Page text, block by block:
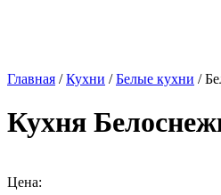
Главная /Кухни /Белые кухни /
Кухня
Цена: